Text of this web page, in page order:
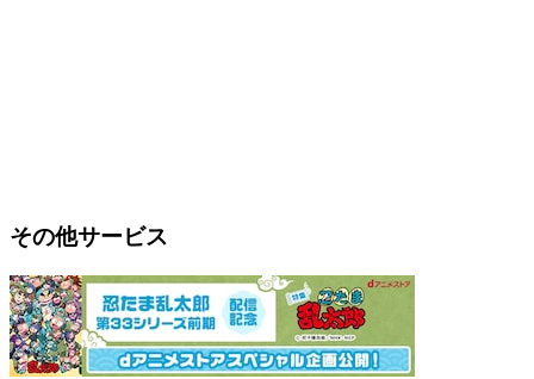
その他サービス